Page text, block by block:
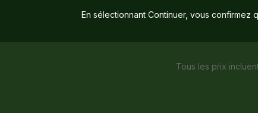
En sélectionnant Continuer, vous confirmez
Tous les prix